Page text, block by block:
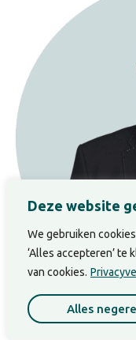
Deze website
We gebruiken
‘Alles accepteren’ te
van cookies.
Alles
Benno Rijpkema is